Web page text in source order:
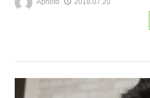
Aphoto 2018.07.20